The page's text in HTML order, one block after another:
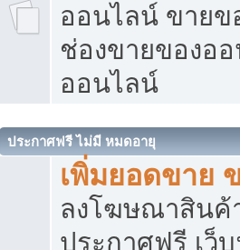
ออนไลน์ ขายข
ช่องขายของอ
ออนไลน์
ประกาศฟรี ไม่มี หมดอายุ
เพิ่มยอดขาย
ลงโฆษณาสิน
ประกาศฟรี เว็